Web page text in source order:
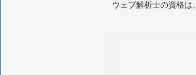
ウェブ解析士の資格は